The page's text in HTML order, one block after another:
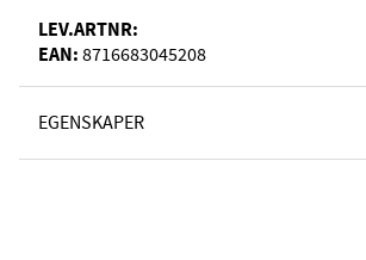
LEV.ARTNR:
EAN: 8716683045208
EGENSKAPER